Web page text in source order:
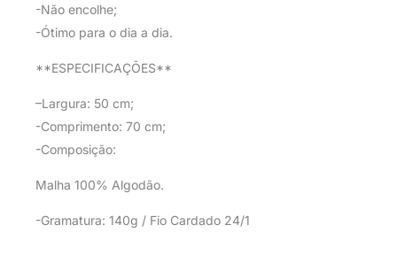
-Não encolhe;
-Ótimo para o dia a dia.
**ESPECIFICAÇÕES**
–Largura: 50 cm;
-Comprimento: 70 cm;
-Composição:
Malha 100% Algodão.
-Gramatura: 140g / Fio Cardado 24/1